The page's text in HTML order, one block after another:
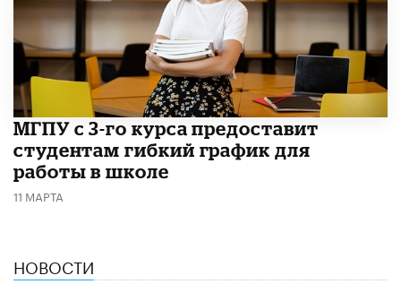
МГПУ с 3-го курса предоставит
студентам гибкий график для
работы в школе
11 МАРТА
НОВОСТИ